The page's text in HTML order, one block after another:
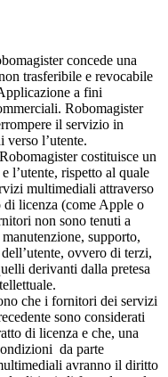
concede una
trasferibile e revocabile
a fini
Robomagister
il servizio in
verso l’utente.
costituisce un
l’utente, rispetto al quale
multimediali attraverso
licenza (come Apple o
non sono tenuti a
supporto,
ovvero di terzi,
derivanti dalla pretesa
che i fornitori dei servizi
sono considerati
di licenza e che, una
da parte
avranno il diritto